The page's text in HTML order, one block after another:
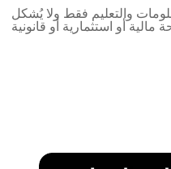
والتعليم فقط ولا يُشكل